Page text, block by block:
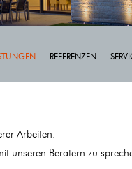
REFERENZEN
Arbeiten.
unseren Beratern zu